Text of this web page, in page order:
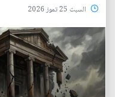
السبت 25 تموز 2026